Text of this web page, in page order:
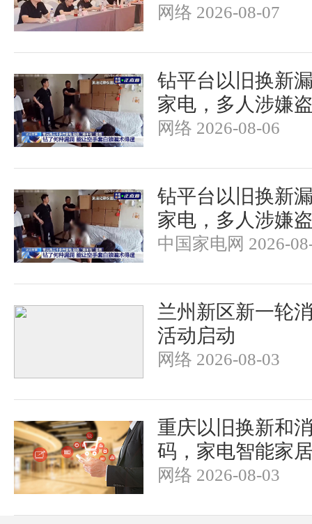
网络 2026-08-07
钻平台以旧换新
家电，多人涉嫌
网络 2026-08-06
钻平台以旧换新
家电，多人涉嫌
中国家电网 2026-
兰州新区新一轮
活动启动
网络 2026-08-03
重庆以旧换新和
码，家电智能家
网络 2026-08-03